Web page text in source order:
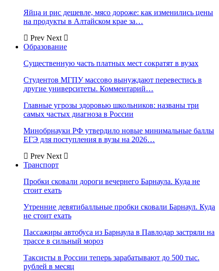
Яйца и рис дешевле, мясо дороже: как изменились цены
на продукты в Алтайском крае за…
Prev Next
Образование
Существенную часть платных мест сократят в вузах
Студентов МГПУ массово вынуждают перевестись в
другие университеты. Комментарий…
Главные угрозы здоровью школьников: названы три
самых частых диагноза в России
Минобрнауки РФ утвердило новые минимальные баллы
ЕГЭ для поступления в вузы на 2026…
Prev Next
Транспорт
Пробки сковали дороги вечернего Барнаула. Куда не
стоит ехать
Утренние девятибалльные пробки сковали Барнаул. Куда
не стоит ехать
Пассажиры автобуса из Барнаула в Павлодар застряли на
трассе в сильный мороз
Таксисты в России теперь зарабатывают до 500 тыс.
рублей в месяц